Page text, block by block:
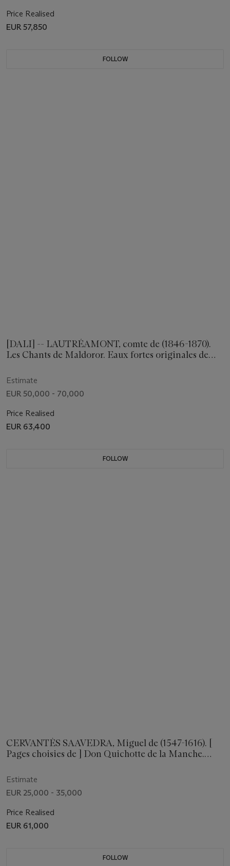
Price Realised
EUR 57,850
FOLLOW
[DALI] -- LAUTRÉAMONT, comte de (1846-1870).
Les Chants de Maldoror. Eaux fortes originales de
Estimate
EUR 50,000 - 70,000
Price Realised
EUR 63,400
FOLLOW
CERVANTÈS SAAVEDRA, Miguel de (1547-1616). [
Pages choisies de ] Don Quichotte de la Manche.
Paris: Joseph Foret, 1957. In-folio (410 x 345 mm). 12
double page et 9 à pleine page. (Légers reports.)
Estimate
EUR 25,000 - 35,000
Price Realised
EUR 61,000
FOLLOW